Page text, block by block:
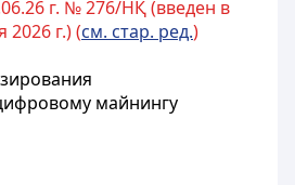
г. № 276/НҚ (введен в
2026 г.) (см. стар. ред.)
майнингу